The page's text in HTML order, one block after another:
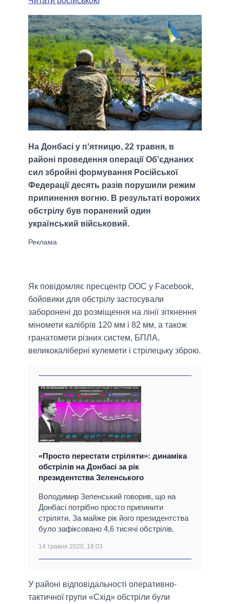
На Донбасі у п'ятницю, 22 травня, в
районі проведення операції Об'єднаних
сил збройні формування Російської
Федерації десять разів порушили режим
припинення вогню. В результаті ворожих
обстрілу був поранений один
український військовий.
Як повідомляє пресцентр ООС у Facebook,
бойовики для обстрілу застосували
заборонені до розміщення на лінії зіткнення
міномети калібрів 120 мм і 82 мм, а також
гранатомети різних систем, БПЛА,
великокаліберні кулемети і стрілецьку зброю.
«Просто перестати стріляти»: динаміка
обстрілів на Донбасі за рік
президентства Зеленського
Володимир Зеленський говорив, що на
Донбасі потрібно просто припинити
стріляти. За майже рік його президентства
було зафіксовано 4,6 тисячі обстрілів.
14 травня 2020, 18:03
У районі відповідальності оперативно-
тактичної групи «Схід» обстріли були